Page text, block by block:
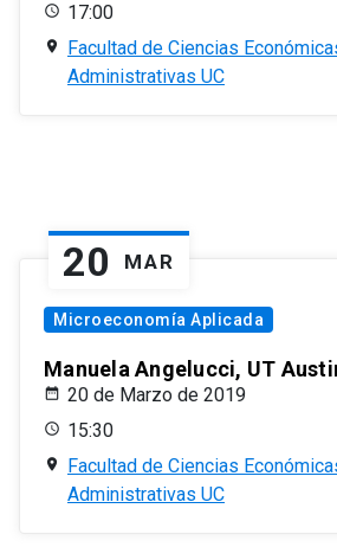
17:00
Facultad de Ciencias
Administrativas UC
20 MAR
Microeconomía Aplicada
Manuela Angelucci, UT
20 de Marzo de 2019
15:30
Facultad de Ciencias
Administrativas UC